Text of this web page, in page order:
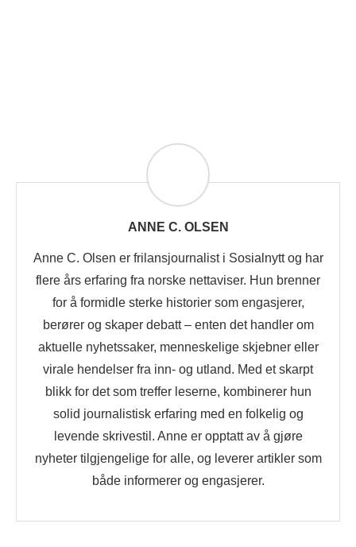
ANNE C. OLSEN
Anne C. Olsen er frilansjournalist i Sosialnytt og har
flere års erfaring fra norske nettaviser. Hun brenner
for å formidle sterke historier som engasjerer,
berører og skaper debatt – enten det handler om
aktuelle nyhetssaker, menneskelige skjebner eller
virale hendelser fra inn- og utland. Med et skarpt
blikk for det som treffer leserne, kombinerer hun
solid journalistisk erfaring med en folkelig og
levende skrivestil. Anne er opptatt av å gjøre
nyheter tilgjengelige for alle, og leverer artikler som
både informerer og engasjerer.